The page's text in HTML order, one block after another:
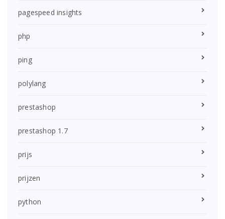
pagespeed insights
php
ping
polylang
prestashop
prestashop 1.7
prijs
prijzen
python